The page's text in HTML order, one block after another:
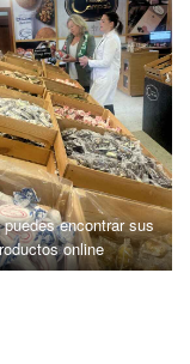
puedes encontrar sus
online